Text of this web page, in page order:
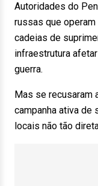
Autoridades do
russas que operam
cadeias de
infraestrutura
guerra.
Mas se recusaram
campanha ativa de
locais não tão